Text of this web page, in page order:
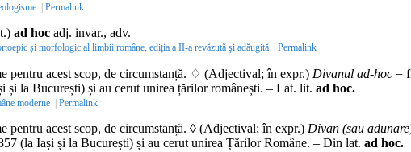
| Permalink
ad hoc adj. invar., adv.
și morfologic al limbii române, ediția a II-a revăzută şi adăugită | Permalink
pentru acest scop, de circumstanță. ♢ (Adjectival; în expr.) Divanul ad-hoc =
și la București) și au cerut unirea țărilor românești. – Lat. lit. ad hoc.
moderne | Permalink
pentru acest scop, de circumstanță. ◊ (Adjectival; în expr.) Divan (sau
(la Iași și la București) și au cerut unirea Țărilor Române. – Din lat. ad hoc.